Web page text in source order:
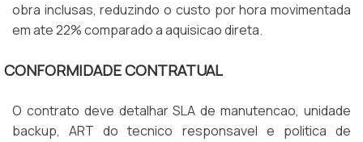
obra inclusas, reduzindo o custo por hora movimentada
em ate 22% comparado a aquisicao direta.
CONFORMIDADE CONTRATUAL
O contrato deve detalhar SLA de manutencao, unidade
backup, ART do tecnico responsavel e politica de